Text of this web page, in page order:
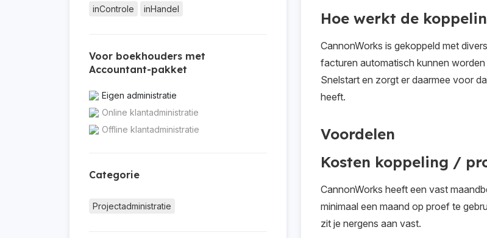
inControle
inHandel
Voor boekhouders met
Accountant-pakket
Eigen administratie
Online klantadministratie
Offline klantadministratie
Categorie
Projectadministratie
Hoe werkt de
CannonWorks is gekoppeld met
facturen automatisch kunnen
Snelstart en zorgt er daarmee voor
heeft.
Voordelen
Kosten koppeling /
CannonWorks heeft een vast
minimaal een maand op proef te
zit je nergens aan vast.